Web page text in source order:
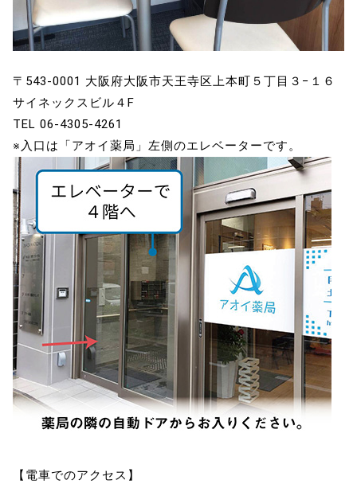
〒543-0001 大阪府大阪市天王寺区上本町５丁目３−１６
サイネックスビル４F
TEL 06-4305-4261
※入口は「アオイ薬局」左側のエレベーターです。
【電車でのアクセス】